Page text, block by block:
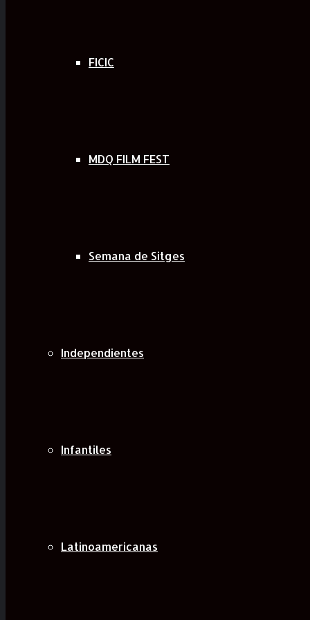
FICIC
MDQ FILM FEST
Semana de Sitges
Independientes
Infantiles
Latinoamericanas